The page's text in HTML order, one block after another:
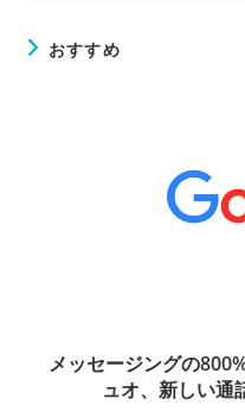
おすすめ
メッセージングの
ュオ、新しい通